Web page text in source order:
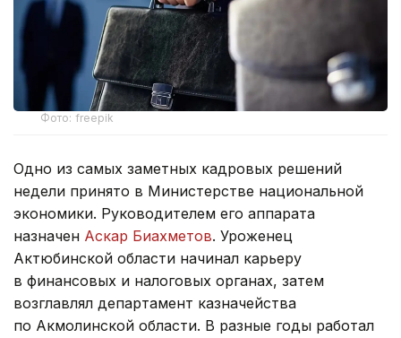
Фото: freepik
Одно из самых заметных кадровых решений
недели принято в Министерстве национальной
экономики. Руководителем его аппарата
назначен Аскар Биахметов. Уроженец
Актюбинской области начинал карьеру
в финансовых и налоговых органах, затем
возглавлял департамент казначейства
по Акмолинской области. В разные годы работал